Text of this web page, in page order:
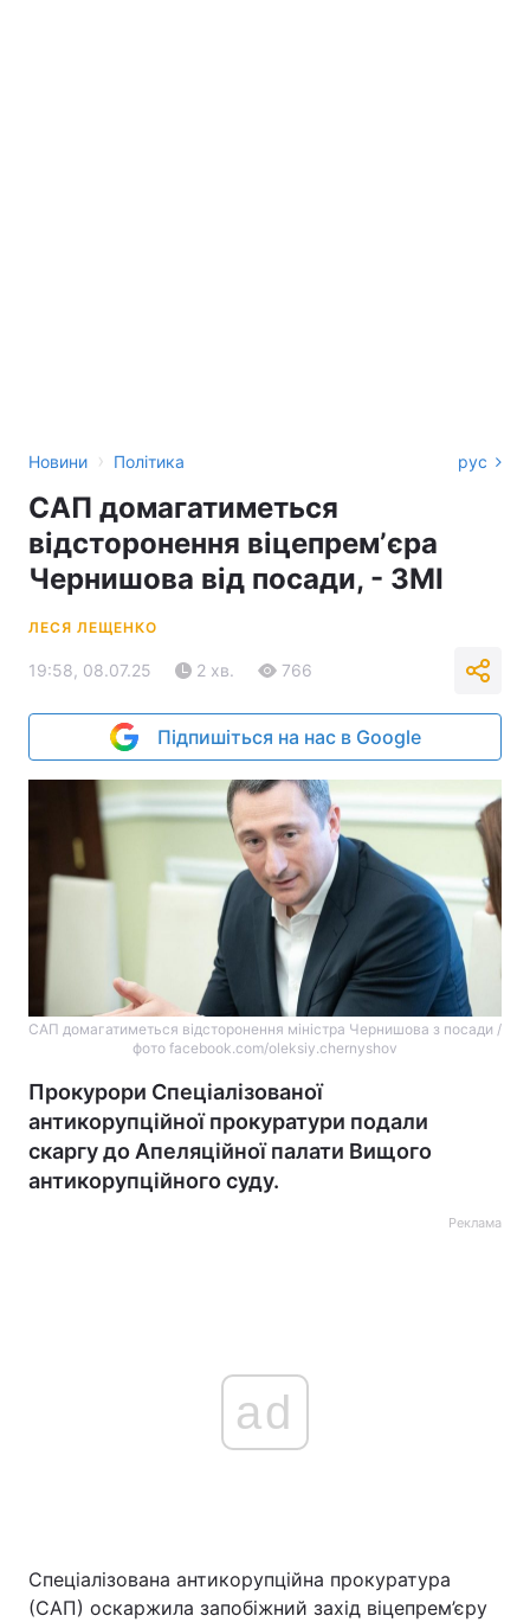
Новини › Політика рус
САП домагатиметься
відсторонення віцепремʼєра
Чернишова від посади, - ЗМІ
ЛЕСЯ ЛЕЩЕНКО
19:58, 08.07.25 2 хв. 766
Підпишіться на нас в Google
САП домагатиметься відсторонення міністра Чернишова з посади /
фото facebook.com/oleksiy.chernyshov
Прокурори Спеціалізованої
антикорупційної прокуратури подали
скаргу до Апеляційної палати Вищого
антикорупційного суду.
Реклама
ad
Спеціалізована антикорупційна прокуратура
(САП) оскаржила запобіжний захід віцепрем’єру